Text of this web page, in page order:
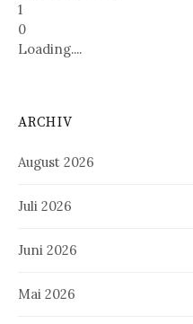
1
0
Loading....
ARCHIV
August 2026
Juli 2026
Juni 2026
Mai 2026